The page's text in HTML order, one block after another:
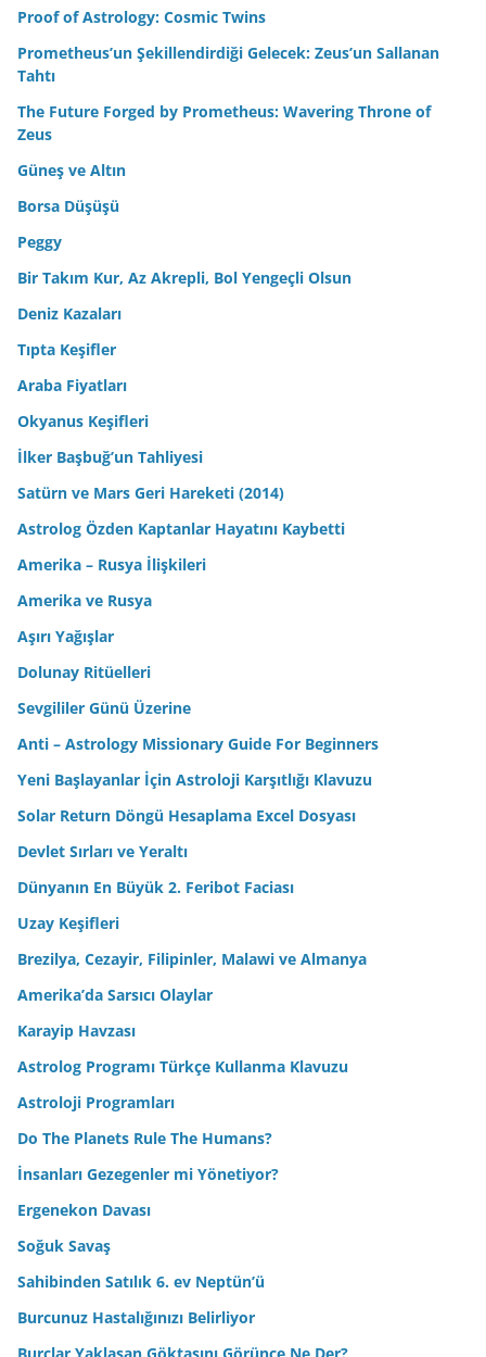
Proof of Astrology: Cosmic Twins
Prometheus’un Şekillendirdiği Gelecek: Zeus’un Sallanan
Tahtı
The Future Forged by Prometheus: Wavering Throne of
Zeus
Güneş ve Altın
Borsa Düşüşü
Peggy
Bir Takım Kur, Az Akrepli, Bol Yengeçli Olsun
Deniz Kazaları
Tıpta Keşifler
Araba Fiyatları
Okyanus Keşifleri
İlker Başbuğ’un Tahliyesi
Satürn ve Mars Geri Hareketi (2014)
Astrolog Özden Kaptanlar Hayatını Kaybetti
Amerika – Rusya İlişkileri
Amerika ve Rusya
Aşırı Yağışlar
Dolunay Ritüelleri
Sevgililer Günü Üzerine
Anti – Astrology Missionary Guide For Beginners
Yeni Başlayanlar İçin Astroloji Karşıtlığı Klavuzu
Solar Return Döngü Hesaplama Excel Dosyası
Devlet Sırları ve Yeraltı
Dünyanın En Büyük 2. Feribot Faciası
Uzay Keşifleri
Brezilya, Cezayir, Filipinler, Malawi ve Almanya
Amerika’da Sarsıcı Olaylar
Karayip Havzası
Astrolog Programı Türkçe Kullanma Klavuzu
Astroloji Programları
Do The Planets Rule The Humans?
İnsanları Gezegenler mi Yönetiyor?
Ergenekon Davası
Soğuk Savaş
Sahibinden Satılık 6. ev Neptün’ü
Burcunuz Hastalığınızı Belirliyor